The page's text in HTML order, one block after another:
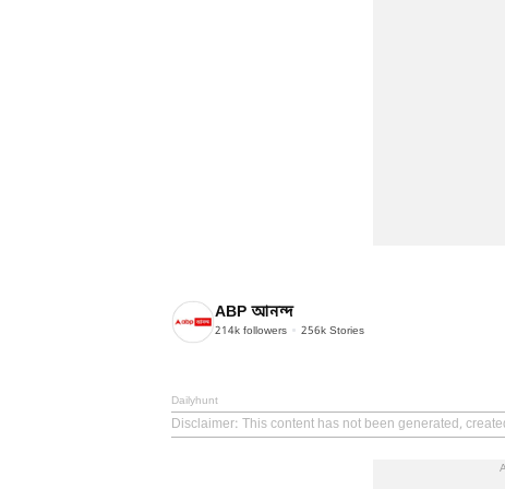
ABP আনন্দ
214k followers 256k Stories
Dailyhunt
Disclaimer: This content has not been generated,